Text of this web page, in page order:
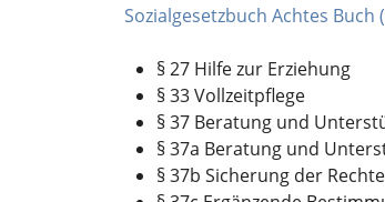
Sozialgesetzbuch Achtes Buch
§ 27 Hilfe zur Erziehung
§ 33 Vollzeitpflege
§ 37 Beratung und
§ 37a Beratung und
§ 37b Sicherung der